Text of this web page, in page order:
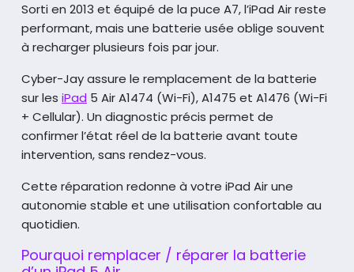
Sorti en 2013 et équipé de la puce A7, l’iPad Air reste
performant, mais une batterie usée oblige souvent
à recharger plusieurs fois par jour.
Cyber-Jay assure le remplacement de la batterie
sur les iPad 5 Air A1474 (Wi-Fi), A1475 et A1476 (Wi-Fi
+ Cellular). Un diagnostic précis permet de
confirmer l’état réel de la batterie avant toute
intervention, sans rendez-vous.
Cette réparation redonne à votre iPad Air une
autonomie stable et une utilisation confortable au
quotidien.
Pourquoi remplacer / réparer la batterie